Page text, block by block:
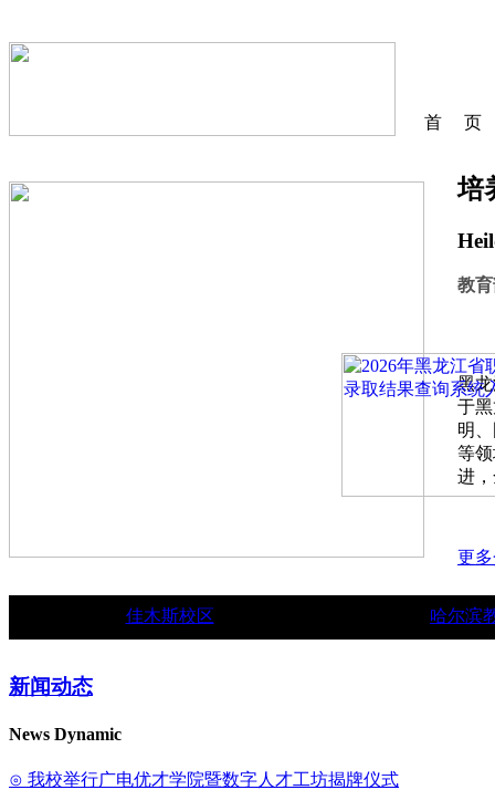
首 页
培
教
黑
于
明
等
进
更
佳木斯校区 哈尔滨
新闻动态
News Dynamic
⊙ 我校举行广电优才学院暨数字人才工坊揭牌仪式